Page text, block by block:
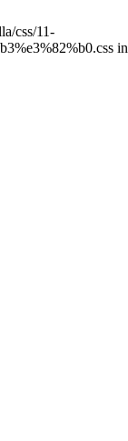
css/11-
in